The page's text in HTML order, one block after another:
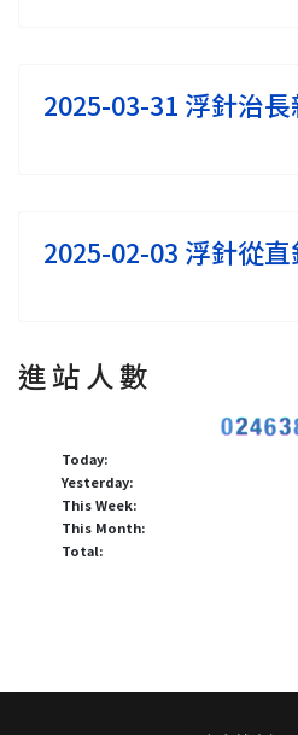
2025-03-31 浮針治
2025-02-03 浮針從
進 站 人 數
Today:
Yesterday:
This Week:
This Month:
Total: